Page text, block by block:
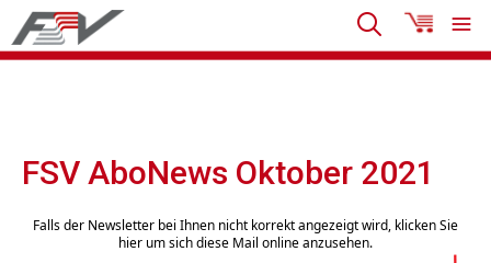
FSV AboNews Oktober 2021
Falls der Newsletter bei Ihnen nicht korrekt angezeigt wird, klicken Sie
hier um sich diese Mail online anzusehen.